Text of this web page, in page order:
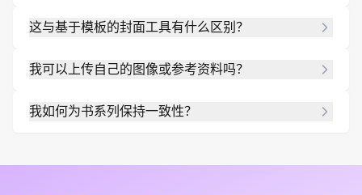
局、文本、颜色和视觉效果。
这与基于模板的封面工具有什么区别？
意。AI 书籍封面制作工具会根据你的内容构建布局，
我可以上传自己的图像或参考资料吗？
封面来指导设计。
我如何为书系列保持一致性？